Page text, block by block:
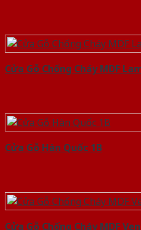
Cửa Gỗ Chống Cháy MDF
Cửa Gỗ Hàn Quốc 1B
Cửa Gỗ Chống Cháy MDF